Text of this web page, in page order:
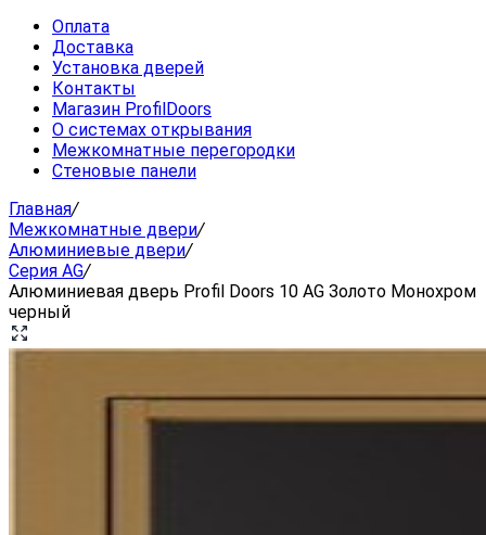
Оплата
Доставка
Установка дверей
Контакты
Магазин ProfilDoors
О системах открывания
Межкомнатные перегородки
Стеновые панели
Главная/
Межкомнатные двери/
Алюминиевые двери/
Серия AG/
Алюминиевая дверь Profil Doors 10 AG Золото Монохром
черный